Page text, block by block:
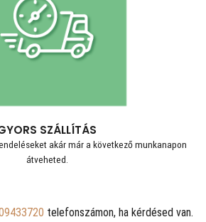
SZÁLLÍTÁS
akár már a következő munkanapon
átveheted.
telefonszámon, ha kérdésed van.